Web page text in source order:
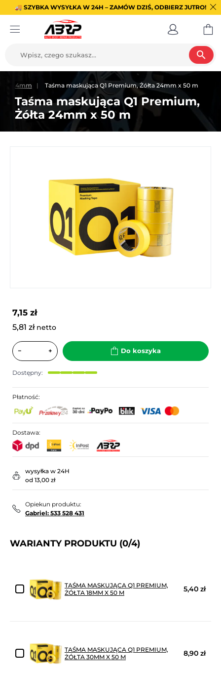
🚚 SZYBKA WYSYŁKA W 24H – ZAMÓW DZIŚ, ODBIERZ JUTRO!
search
24mm Taśma maskująca Q1 Premium, Żółta 24mm x 50 m
Taśma maskująca Q1 Premium,
Żółta 24mm x 50 m
7,15 zł
5,81 zł netto
− + Do koszyka
Dostępny:
Płatność:
Dostawa:
wysyłka w 24H
od 13,00 zł
Opiekun produktu:
Gabriel: 533 528 431
WARIANTY PRODUKTU (0/4)
TAŚMA MASKUJĄCA Q1 PREMIUM,
ŻÓŁTA 18MM X 50 M
5,40 zł
TAŚMA MASKUJĄCA Q1 PREMIUM,
ŻÓŁTA 30MM X 50 M
8,90 zł